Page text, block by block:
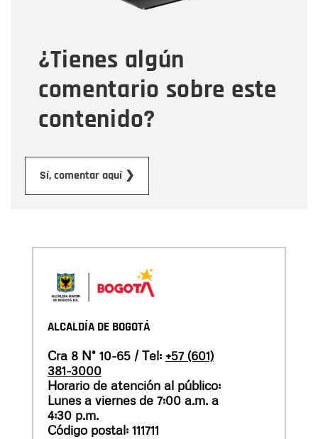
¿Tienes algún
comentario sobre este
contenido?
Sí, comentar aquí ❯
Mensaje
ALCALDÍA DE BOGOTÁ
Cra 8 N° 10-65 / Tel: +57 (601)
381-3000
Horario de atención al público:
Lunes a viernes de 7:00 a.m. a
4:30 p.m.
Código postal: 111711